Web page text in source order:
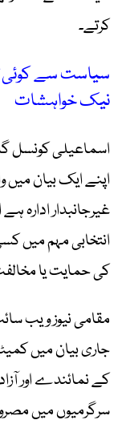
کرتے۔
سیاست سے کوئی
نیک خواہشات
اسماعیلی کونسل
اپنے ایک بیان
غیرجانبدار ادارہ
انتخابی مہم میں
کی حمایت یا
مقامی نیوز ویب
جاری بیان میں
کے نمائندے اور
سرگرمیوں میں